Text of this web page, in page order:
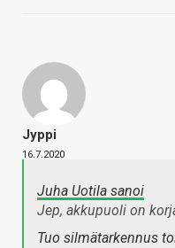
Jyppi
16.7.2020
Juha Uotila sanoi
Jep, akkupuoli on
Tuo silmätarkennus